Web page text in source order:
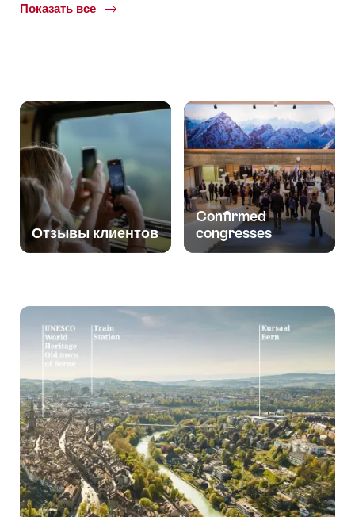
Показать все
Common.Of
Отзывы клиентов
Confirmed
congresses